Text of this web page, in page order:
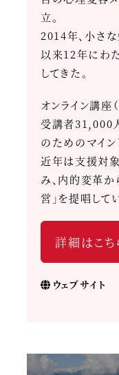
立。
2014年、小さ
以来12年にわ
してきた。
オンライン講座
受講者31,000
のためのマイン
近年は支援対
み、内的変革
営」を提唱して
詳細はこち
ウェブサイト